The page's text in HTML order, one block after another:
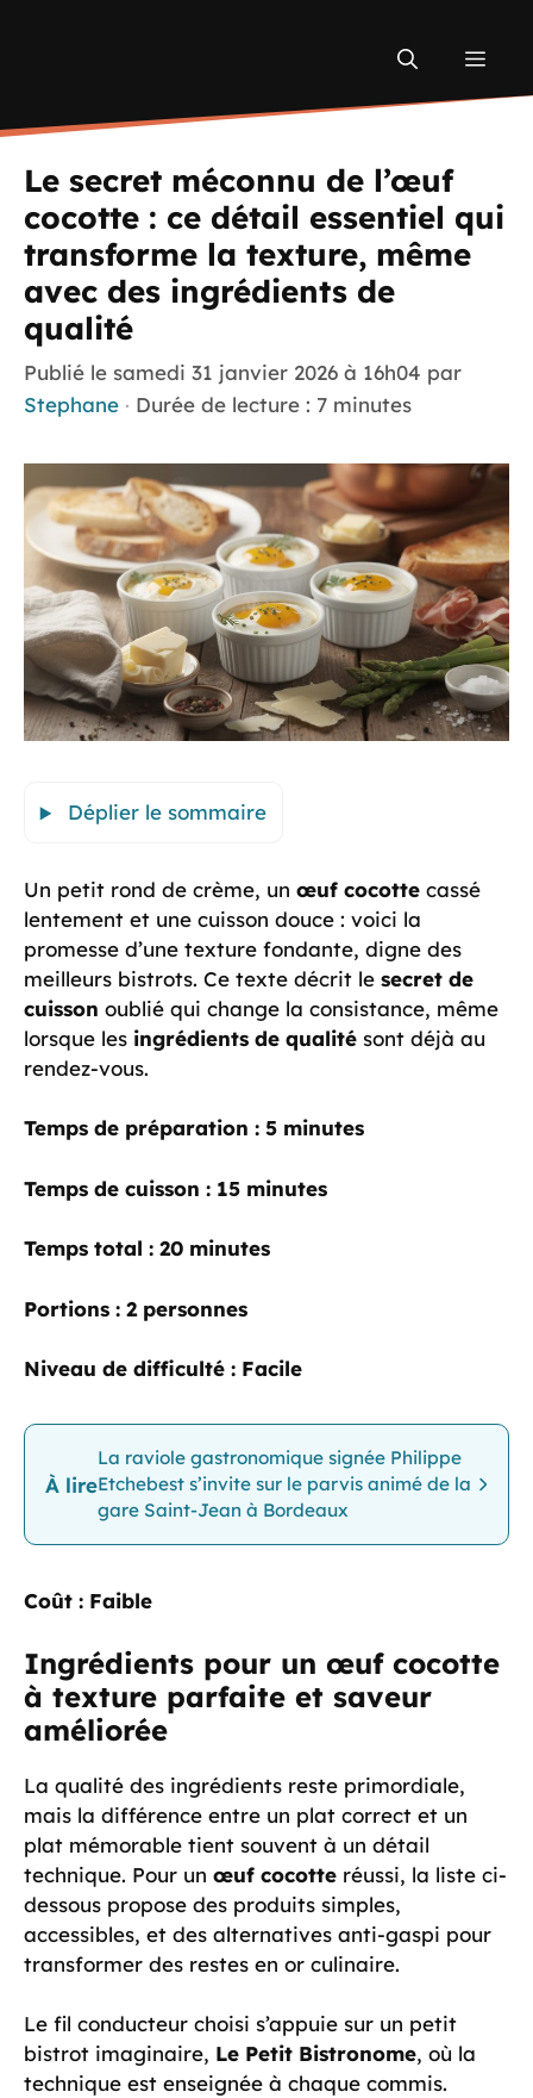
Le secret méconnu de l’œuf
cocotte : ce détail essentiel qui
transforme la texture, même
avec des ingrédients de
qualité
Publié le samedi 31 janvier 2026 à 16h04 par
Stephane · Durée de lecture : 7 minutes
Déplier le sommaire
Un petit rond de crème, un œuf cocotte cassé
lentement et une cuisson douce : voici la
promesse d’une texture fondante, digne des
meilleurs bistrots. Ce texte décrit le secret de
cuisson oublié qui change la consistance, même
lorsque les ingrédients de qualité sont déjà au
rendez-vous.
Temps de préparation : 5 minutes
Temps de cuisson : 15 minutes
Temps total : 20 minutes
Portions : 2 personnes
Niveau de difficulté : Facile
À lire
La raviole gastronomique signée Philippe
Etchebest s’invite sur le parvis animé de la
gare Saint-Jean à Bordeaux
Coût : Faible
Ingrédients pour un œuf cocotte
à texture parfaite et saveur
améliorée
La qualité des ingrédients reste primordiale,
mais la différence entre un plat correct et un
plat mémorable tient souvent à un détail
technique. Pour un œuf cocotte réussi, la liste ci-
dessous propose des produits simples,
accessibles, et des alternatives anti-gaspi pour
transformer des restes en or culinaire.
Le fil conducteur choisi s’appuie sur un petit
bistrot imaginaire, Le Petit Bistronome, où la
technique est enseignée à chaque commis.